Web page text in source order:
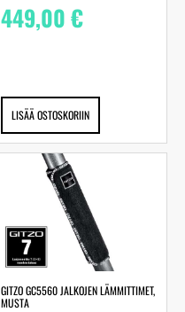
449,00€
LISÄÄ OSTOSKORIIN
GITZO GC5560 JALKOJEN LÄMMITTIMET,
MUSTA